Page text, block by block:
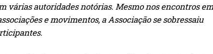
várias autoridades notórias. Mesmo nos encontros em
e movimentos, a Associação se sobressaiu